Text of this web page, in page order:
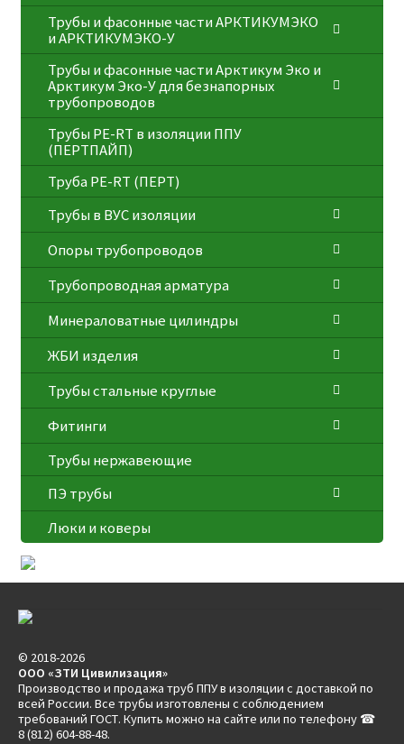
Трубы и фасонные части АРКТИКУМЭКО
и АРКТИКУМЭКО-У
Трубы и фасонные части Арктикум Эко и
Арктикум Эко-У для безнапорных
трубопроводов
Трубы PE-RT в изоляции ППУ
(ПЕРТПАЙП)
⁠Трубa PE-RT (ПЕРТ)
Трубы в ВУС изоляции
Опоры трубопроводов
Трубопроводная арматура
Минераловатные цилиндры
ЖБИ изделия
Трубы стальные круглые
Фитинги
Трубы нержавеющие
ПЭ трубы
Люки и коверы
© 2018-2026
ООО «ЗТИ Цивилизация»
Производство и продажа труб ППУ в изоляции с доставкой по
всей России. Все трубы изготовлены с соблюдением
требований ГОСТ. Купить можно на сайте или по телефону ☎
8 (812) 604-88-48.